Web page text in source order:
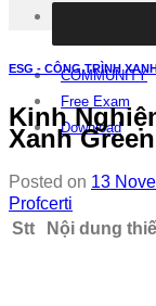
COMMUNITY
Free Exam
Download
ESG - CÔNG TRÌNH
Kinh
Xanh
Posted on 13
Profcerti
Stt
Nội dung